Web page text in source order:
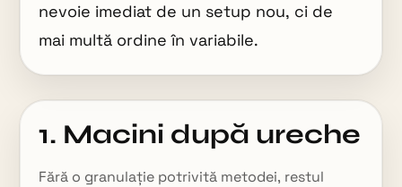
nevoie imediat de un setup nou, ci de
mai multă ordine în variabile.
1. Macini după ureche
Fără o granulație potrivită metodei, restul